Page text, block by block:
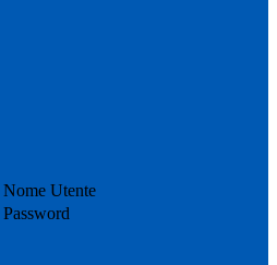
Nome Utente
Password